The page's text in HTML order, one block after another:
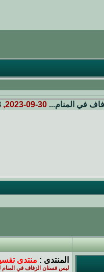
في المنام...
المنتدى : منتدى
لبس فستان الزفاف في المنام